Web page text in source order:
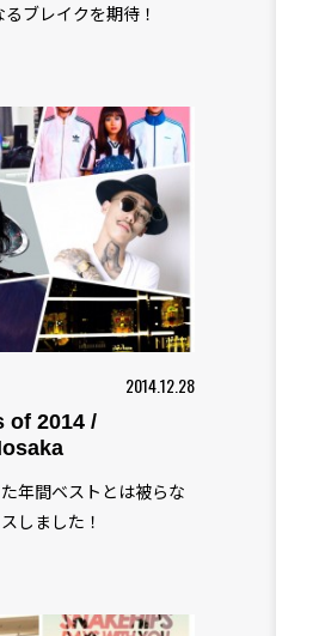
ブレイクを期待！
2014.12.28
of 2014 /
年間ベストとは被らな
しました！